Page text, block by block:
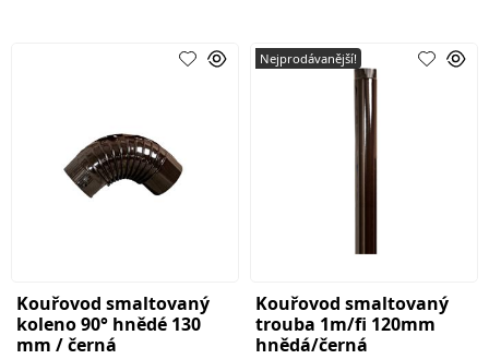
Kouřovod smaltovaný
koleno 90° hnědé 130
mm / černá
Kouřovod smaltovaný
trouba 1m/fi 120mm
hnědá/černá
Nejprodávanější!